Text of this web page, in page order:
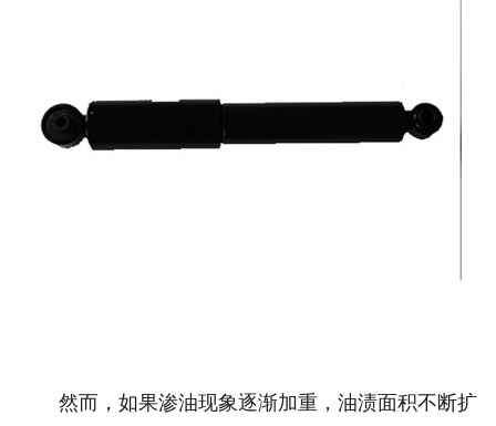
然而，如果渗油现象逐渐加重，油渍面积不断扩